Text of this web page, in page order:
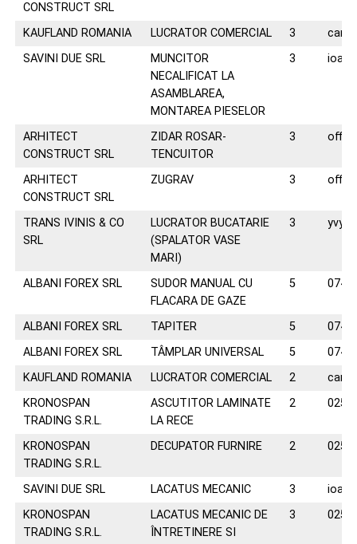
CONSTRUCT SRL
KAUFLAND ROMANIA LUCRATOR COMERCIAL 3
SAVINI DUE SRL
MUNCITOR
NECALIFICAT LA
ASAMBLAREA,
MONTAREA PIESELOR
3
ARHITECT
CONSTRUCT SRL
ZIDAR ROSAR-
TENCUITOR
3
ARHITECT
CONSTRUCT SRL
ZUGRAV 3
TRANS IVINIS & CO
SRL
LUCRATOR BUCATARIE
(SPALATOR VASE
MARI)
3
ALBANI FOREX SRL
SUDOR MANUAL CU
FLACARA DE GAZE
5
ALBANI FOREX SRL TAPITER 5
ALBANI FOREX SRL
TÂMPLAR UNIVERSAL 5
KAUFLAND ROMANIA
LUCRATOR COMERCIAL 2
KRONOSPAN
TRADING S.R.L.
ASCUTITOR LAMINATE
LA RECE
2
KRONOSPAN
TRADING S.R.L.
DECUPATOR FURNIRE 2
SAVINI DUE SRL LACATUS MECANIC 3
KRONOSPAN
TRADING S.R.L.
LACATUS MECANIC DE
ÎNTRETINERE SI
3